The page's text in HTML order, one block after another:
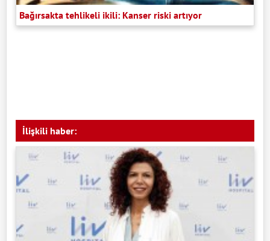
Bağırsakta tehlikeli ikili: Kanser riski artıyor
İlişkili haber: